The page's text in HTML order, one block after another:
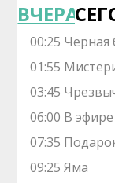
ВЧЕРА
00:25 Черная
01:55
03:45
06:00 В эфире
07:35
09:25 Яма